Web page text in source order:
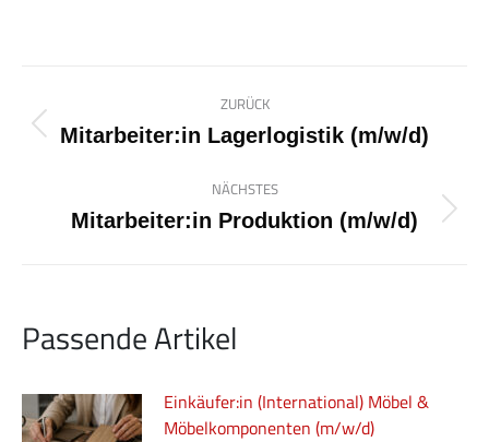
Kommentarnavigation
ZURÜCK
Vorheriger
Mitarbeiter:in Lagerlogistik (m/w/d)
NÄCHSTES
Nächster
Mitarbeiter:in Produktion (m/w/d)
Passende Artikel
Einkäufer:in (International) Möbel &
Möbelkomponenten (m/w/d)